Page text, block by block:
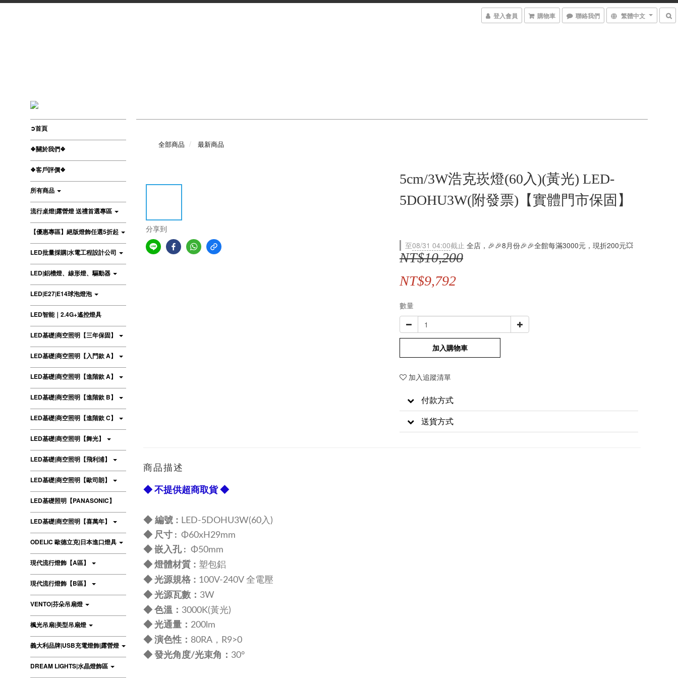
登入會員 購物車 聯絡我們 繁體中文
➲首頁
❖關於我們❖
❖客戶評價❖
所有商品
流行桌燈|露營燈 送禮首選專區
【優惠專區】絕版燈飾任選5折起
LED批量採購|水電工程設計公司
LED|鋁槽燈、線形燈、驅動器
LED|E27|E14球泡燈泡
LED智能｜2.4G+遙控燈具
LED基礎|商空照明【三年保固】
LED基礎|商空照明【入門款 A】
LED基礎|商空照明【進階款 A】
LED基礎|商空照明【進階款 B】
LED基礎|商空照明【進階款 C】
LED基礎|商空照明【舞光】
LED基礎|商空照明【飛利浦】
LED基礎|商空照明【歐司朗】
LED基礎照明【PANASONIC】
LED基礎|商空照明【喜萬年】
ODELIC 歐德立克|日本進口燈具
現代流行燈飾【A區】
現代流行燈飾【B區】
VENTO|芬朵吊扇燈
楓光吊扇|美型吊扇燈
義大利品牌|USB充電燈飾|露營燈
DREAM LIGHTS|水晶燈飾區
全部商品 最新商品
分享到
5cm/3W浩克崁燈(60入)(黃光) LED-
5DOHU3W(附發票)【實體門市保固】
至08/31 04:00截止 全店，🎉🎉8月份🎉🎉全館每滿3000元，現折200元💥
NT$10,200
NT$9,792
數量
加入購物車
加入追蹤清單
付款方式
送貨方式
商品描述
◆ 不提供超商取貨 ◆
◆ 編號 : LED-5DOHU3W(60入)
◆ 尺寸 : Φ60xH29mm
◆ 嵌入孔 : Φ50mm
◆ 燈體材質 : 塑包鋁
◆ 光源規格 : 100V-240V 全電壓
◆ 光源瓦數 ： 3W
◆ 色溫 ： 3000K(黃光)
◆ 光通量 ： 200lm
◆ 演色性 ： 80RA，R9>0
◆ 發光角度/光束角 ： 30°